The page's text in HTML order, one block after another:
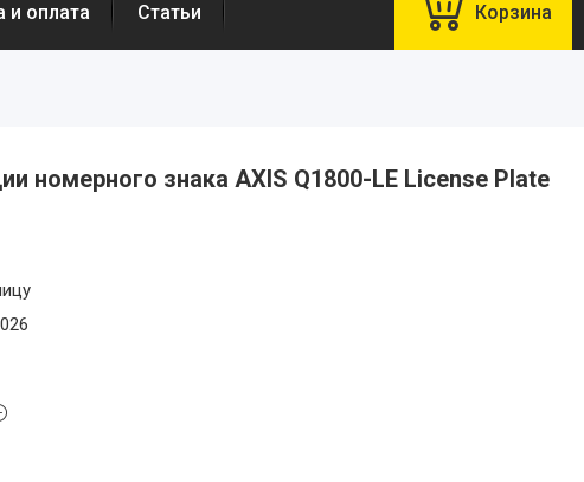
и оплата Статьи Корзина
номерного знака AXIS Q1800-LE License Plate